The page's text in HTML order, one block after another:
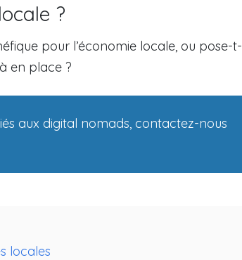
?
pour l’économie locale, ou pose-t-
en place ?
aux digital nomads, contactez-nous
locales